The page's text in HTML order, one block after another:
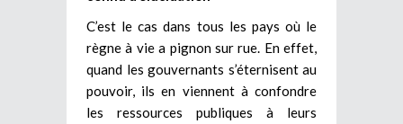
C’est le cas dans tous les pays où le
règne à vie a pignon sur rue. En effet,
quand les gouvernants s’éternisent au
pouvoir, ils en viennent à confondre
les ressources publiques à leurs